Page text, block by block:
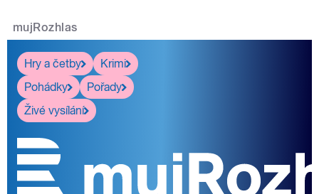
mujRozhlas
Hry a četby
Krimi
Pohádky
Pořady
Živé vysílání